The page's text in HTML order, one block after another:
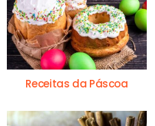
Receitas da Páscoa